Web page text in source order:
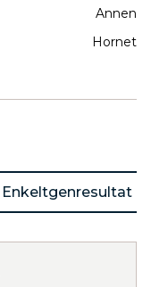
Annen
Hornet
Enkeltgenresultat